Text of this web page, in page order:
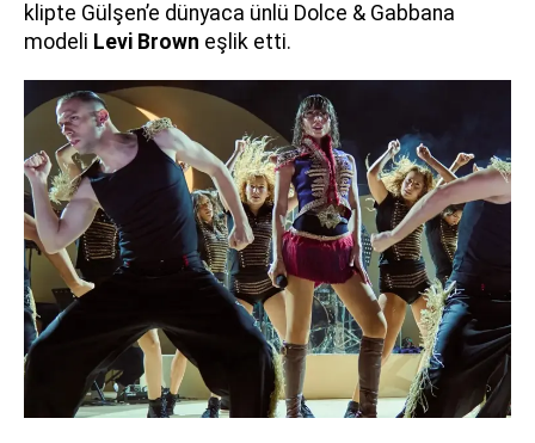
klipte Gülşen’e dünyaca ünlü Dolce & Gabbana
modeli Levi Brown eşlik etti.